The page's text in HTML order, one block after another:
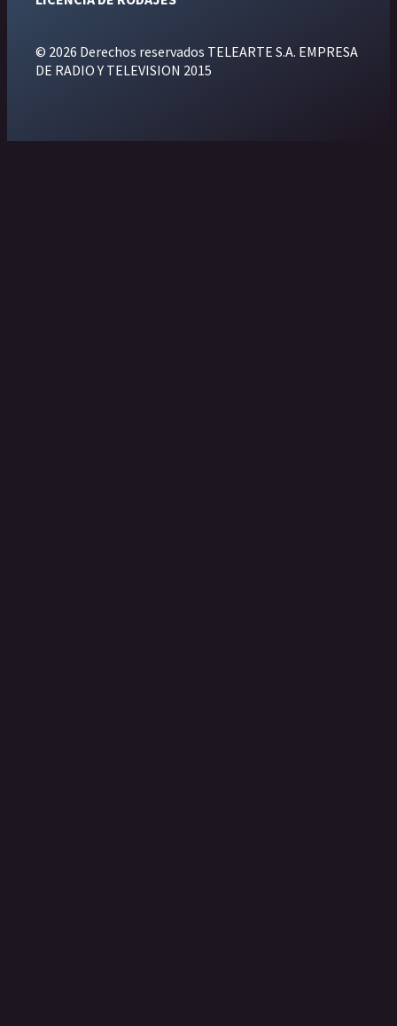
© 2026 Derechos reservados TELEARTE S.A. EMPRESA
DE RADIO Y TELEVISION 2015